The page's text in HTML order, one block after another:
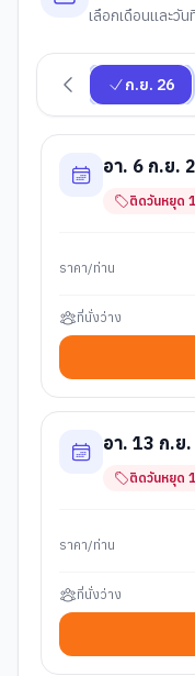
เลือกเดือนและวั
ก.ย. 26
อา. 6 ก.ย.
ติดวันหยุด 1
ราคา/ท่าน
ที่นั่งว่าง
อา. 13 ก.ย
ติดวันหยุด 1
ราคา/ท่าน
ที่นั่งว่าง